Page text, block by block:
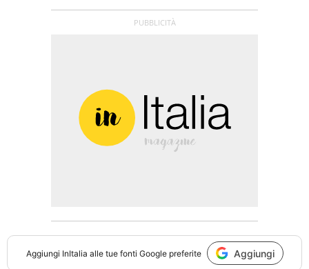
Aggiungi InItalia alle tue fonti Google preferite Aggiungi